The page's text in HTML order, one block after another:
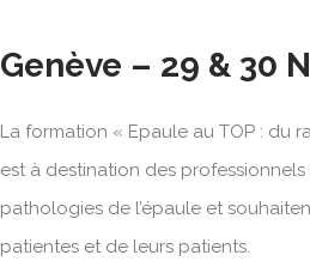
Genève – 29 & 30
La formation « Epaule au TOP : du
est à destination des professionnels
pathologies de l’épaule et
patientes et de leurs patients.